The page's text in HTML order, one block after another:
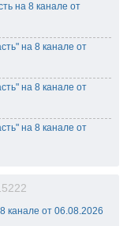
на 8 канале от
на 8 канале от
на 8 канале от
на 8 канале от
канале от 06.08.2026